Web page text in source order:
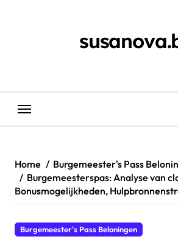
Home
Burgemeester's Pass
Burgemeesterspas: Analyse van
Bonusmogelijkheden,
Burgemeester's Pass Beloningen